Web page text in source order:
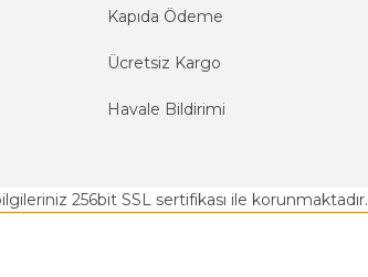
Kapıda Ödeme
Ücretsiz Kargo
Havale Bildirimi
256bit SSL sertifikası ile korunmaktadır.